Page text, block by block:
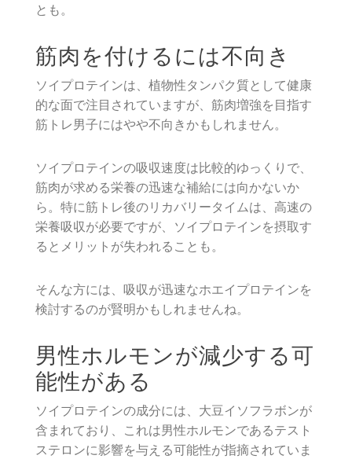
とも。
筋肉を付けるには不向き
ソイプロテインは、植物性タンパク質として健康
的な面で注目されていますが、筋肉増強を目指す
筋トレ男子にはやや不向きかもしれません。
ソイプロテインの吸収速度は比較的ゆっくりで、
筋肉が求める栄養の迅速な補給には向かないか
ら。特に筋トレ後のリカバリータイムは、高速の
栄養吸収が必要ですが、ソイプロテインを摂取す
るとメリットが失われることも。
そんな方には、吸収が迅速なホエイプロテインを
検討するのが賢明かもしれませんね。
男性ホルモンが減少する可
能性がある
ソイプロテインの成分には、大豆イソフラボンが
含まれており、これは男性ホルモンであるテスト
ステロンに影響を与える可能性が指摘されていま